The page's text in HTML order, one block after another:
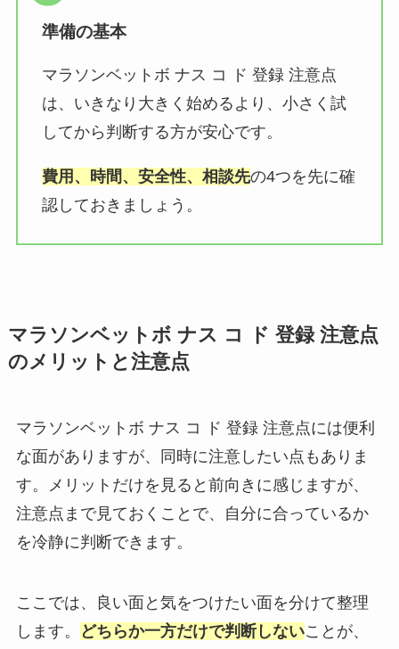
準備の基本
マラソンベットボ ナス コ ド 登録 注意点
は、いきなり大きく始めるより、小さく試
してから判断する方が安心です。
費用、時間、安全性、相談先の4つを先に確
認しておきましょう。
マラソンベットボ ナス コ ド 登録 注意点
のメリットと注意点
マラソンベットボ ナス コ ド 登録 注意点には便利
な面がありますが、同時に注意したい点もありま
す。メリットだけを見ると前向きに感じますが、
注意点まで見ておくことで、自分に合っているか
を冷静に判断できます。
ここでは、良い面と気をつけたい面を分けて整理
します。
どちらか一方だけで判断しないことが、